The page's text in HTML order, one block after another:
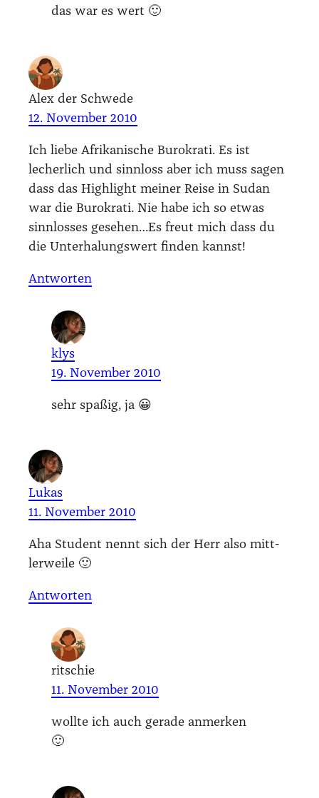
das war es wert 🙂
Alex der Schwede
12. November 2010
Ich lie­be Afri­ka­ni­sche Buro­kra­ti. Es ist
lecher­lich und sinn­loss aber ich muss sagen
dass das High­light mei­ner Rei­se in Sudan
war die Buro­kra­ti. Nie habe ich so etwas
sinn­los­ses gesehen…Es freut mich dass du
die Unter­ha­lungs­wert fin­den kannst!
Antworten
klys
19. November 2010
sehr spa­ßig, ja 😀
Lukas
11. November 2010
Aha Stu­dent nennt sich der Herr also mitt­
ler­wei­le 🙂
Antworten
ritschie
11. November 2010
woll­te ich auch gera­de anmer­ken
🙂